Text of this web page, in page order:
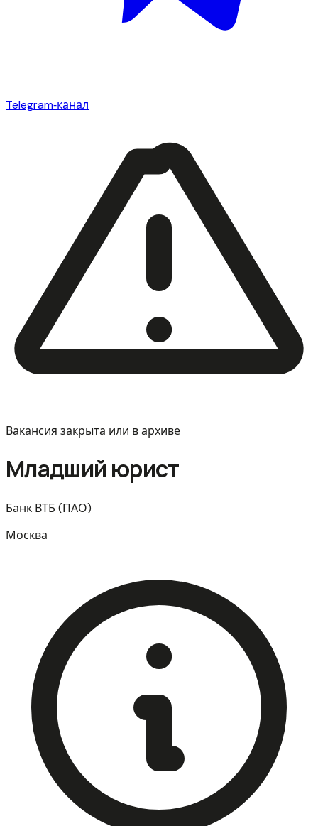
Telegram‑канал
Вакансия закрыта или в архиве
Младший юрист
Банк ВТБ (ПАО)
Москва